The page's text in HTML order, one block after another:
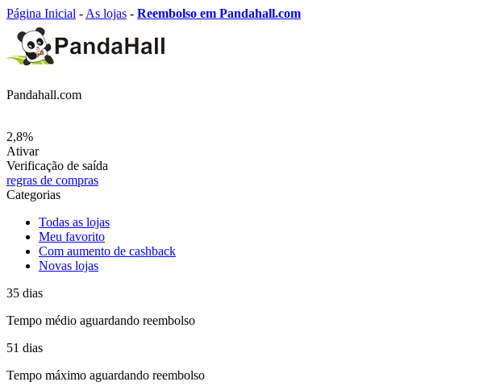
Página Inicial - As lojas - Reembolso em Pandahall.com
Pandahall.com
2,8%
Ativar
Verificação de saída
regras de compras
Categorias
Todas as lojas
Meu favorito
Com aumento de cashback
Novas lojas
35 dias
Tempo médio aguardando reembolso
51 dias
Tempo máximo aguardando reembolso